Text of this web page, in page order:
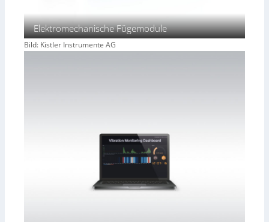
Elektromechanische Fügemodule
Bild: Kistler Instrumente AG